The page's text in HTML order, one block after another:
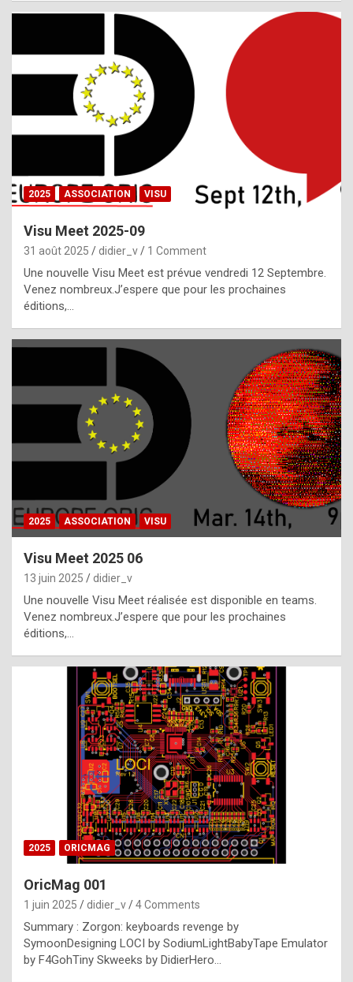
l
,
g
h
t
f
h
a
t
t
e
b
e
s
t
p
h
o
n
y
l
e
2025 ASSOCIATION VISU
Visu Meet 2025-09
31 août 2025 didier_v 1 Comment
Une nouvelle Visu Meet est prévue vendredi 12 Septembre.
Venez nombreux.J’espere que pour les prochaines
éditions,…
2025 ASSOCIATION VISU
Visu Meet 2025 06
13 juin 2025 didier_v
Une nouvelle Visu Meet réalisée est disponible en teams.
Venez nombreux.J’espere que pour les prochaines
éditions,…
2025 ORICMAG
OricMag 001
1 juin 2025 didier_v 4 Comments
Summary : Zorgon: keyboards revenge by
SymoonDesigning LOCI by SodiumLightBabyTape Emulator
by F4GohTiny Skweeks by DidierHero…